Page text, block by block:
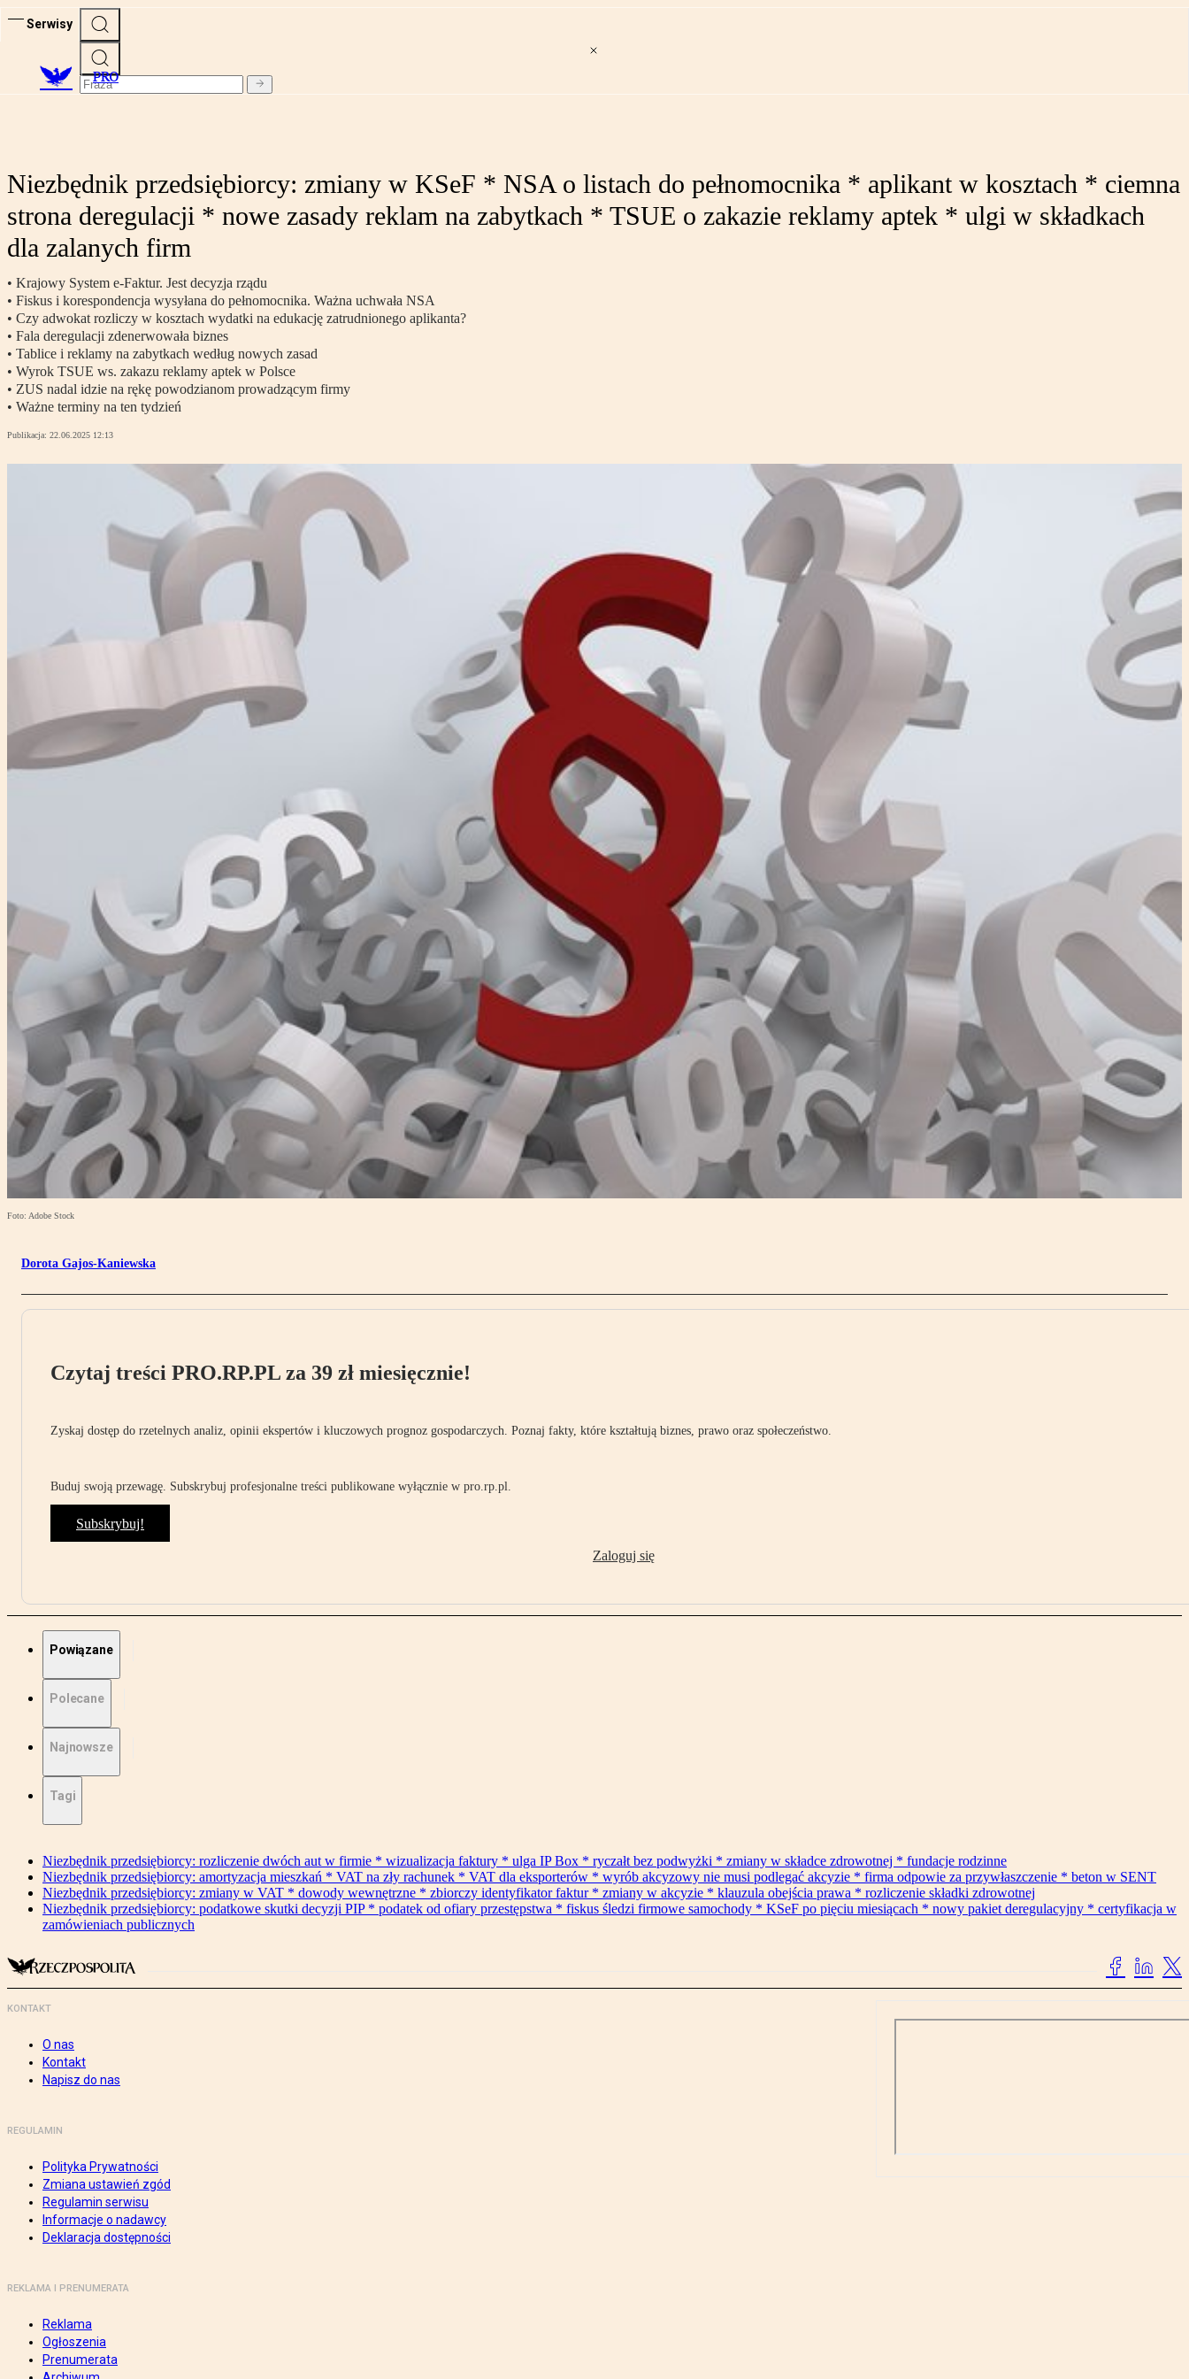
Serwisy
PRO
Niezbędnik przedsiębiorcy: zmiany w KSeF * NSA o listach do pełnomocnika * aplikant w kosztach * ciemna
strona deregulacji * nowe zasady reklam na zabytkach * TSUE o zakazie reklamy aptek * ulgi w składkach
dla zalanych firm
• Krajowy System e-Faktur. Jest decyzja rządu
• Fiskus i korespondencja wysyłana do pełnomocnika. Ważna uchwała NSA
• Czy adwokat rozliczy w kosztach wydatki na edukację zatrudnionego aplikanta?
• Fala deregulacji zdenerwowała biznes
• Tablice i reklamy na zabytkach według nowych zasad
• Wyrok TSUE ws. zakazu reklamy aptek w Polsce
• ZUS nadal idzie na rękę powodzianom prowadzącym firmy
• Ważne terminy na ten tydzień
Publikacja: 22.06.2025 12:13
Foto: Adobe Stock
Dorota Gajos-Kaniewska
Czytaj treści PRO.RP.PL za 39 zł miesięcznie!
Zyskaj dostęp do rzetelnych analiz, opinii ekspertów i kluczowych prognoz gospodarczych. Poznaj fakty, które kształtują biznes, prawo oraz społeczeństwo.
Buduj swoją przewagę. Subskrybuj profesjonalne treści publikowane wyłącznie w pro.rp.pl.
Subskrybuj!
Zaloguj się
Powiązane
Polecane
Najnowsze
Tagi
Niezbędnik przedsiębiorcy: rozliczenie dwóch aut w firmie * wizualizacja faktury * ulga IP Box * ryczałt bez podwyżki * zmiany w składce zdrowotnej * fundacje rodzinne
Niezbędnik przedsiębiorcy: amortyzacja mieszkań * VAT na zły rachunek * VAT dla eksporterów * wyrób akcyzowy nie musi podlegać akcyzie * firma odpowie za przywłaszczenie * beton w SENT
Niezbędnik przedsiębiorcy: zmiany w VAT * dowody wewnętrzne * zbiorczy identyfikator faktur * zmiany w akcyzie * klauzula obejścia prawa * rozliczenie składki zdrowotnej
Niezbędnik przedsiębiorcy: podatkowe skutki decyzji PIP * podatek od ofiary przestępstwa * fiskus śledzi firmowe samochody * KSeF po pięciu miesiącach * nowy pakiet deregulacyjny * certyfikacja w
zamówieniach publicznych
KONTAKT
O nas
Kontakt
Napisz do nas
REGULAMIN
Polityka Prywatności
Zmiana ustawień zgód
Regulamin serwisu
Informacje o nadawcy
Deklaracja dostępności
REKLAMA I PRENUMERATA
Reklama
Ogłoszenia
Prenumerata